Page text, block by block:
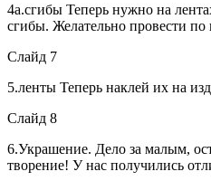
4а.сгибы Теперь нужно на
сгибы. Желательно провести
Слайд 7
5.ленты Теперь наклей их на
Слайд 8
6.Украшение. Дело за малым,
творение! У нас получились